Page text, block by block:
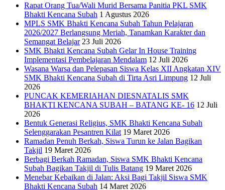
Rapat Orang Tua/Wali Murid Bersama Panitia PKL SMK
Bhakti Kencana Subah 1 Agustus 2026
MPLS SMK Bhakti Kencana Subah Tahun Pelajaran
2026/2027 Berlangsung Meriah, Tanamkan Karakter dan
Semangat Belajar 23 Juli 2026
SMK Bhakti Kencana Subah Gelar In House Training
Implementasi Pembelajaran Mendalam 12 Juli 2026
Wasana Warsa dan Pelepasan Siswa Kelas XII Angkatan XIV
SMK Bhakti Kencana Subah di Tirta Asri Limpung 12 Juli
2026
PUNCAK KEMERIAHAN DIESNATALIS SMK
BHAKTI KENCANA SUBAH – BATANG KE- 16 12 Juli
2026
Bentuk Generasi Religius, SMK Bhakti Kencana Subah
Selenggarakan Pesantren Kilat 19 Maret 2026
Ramadan Penuh Berkah, Siswa Turun ke Jalan Bagikan
Takjil 19 Maret 2026
Berbagi Berkah Ramadan, Siswa SMK Bhakti Kencana
Subah Bagikan Takjil di Tulis Batang 19 Maret 2026
Menebar Kebaikan di Jalan: Aksi Bagi Takjil Siswa SMK
Bhakti Kencana Subah 14 Maret 2026